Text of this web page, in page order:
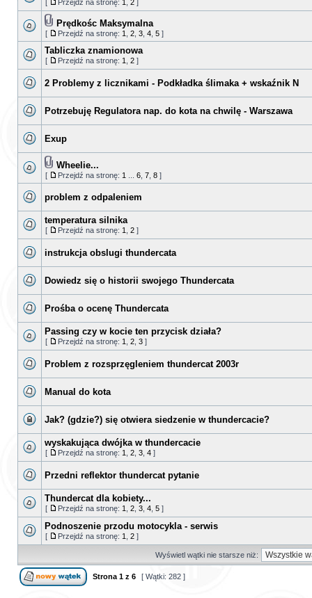
Przejdź na stronę: 1 2
Prędkośc Maksymalna
[ Przejdź na stronę: 1 2 3 4 5 ]
Tabliczka znamionowa
[ Przejdź na stronę: 1 2 ]
2 Problemy z licznikami - Podkładka ślimaka + wskaźnik N
Potrzebuję Regulatora nap. do kota na chwilę - Warszawa
Exup
Wheelie...
[ Przejdź na stronę: 1 6 7 8 ]
problem z odpaleniem
temperatura silnika
[ Przejdź na stronę: 1 2 ]
instrukcja obslugi thundercata
Dowiedz się o historii swojego Thundercata
Prośba o ocenę Thundercata
Passing czy w kocie ten przycisk działa?
[ Przejdź na stronę: 1 2 3 ]
Problem z rozsprzęgleniem thundercat 2003r
Manual do kota
Jak? (gdzie?) się otwiera siedzenie w thundercacie?
wyskakująca dwójka w thundercacie
[ Przejdź na stronę: 1 2 3 4 ]
Przedni reflektor thundercat pytanie
Thundercat dla kobiety...
[ Przejdź na stronę: 1 2 3 4 5 ]
Podnoszenie przodu motocykla - serwis
[ Przejdź na stronę: 1 2 ]
Wyświetl wątki nie starsze niż:
Strona 1 z 6 [ Wątki: 282 ]